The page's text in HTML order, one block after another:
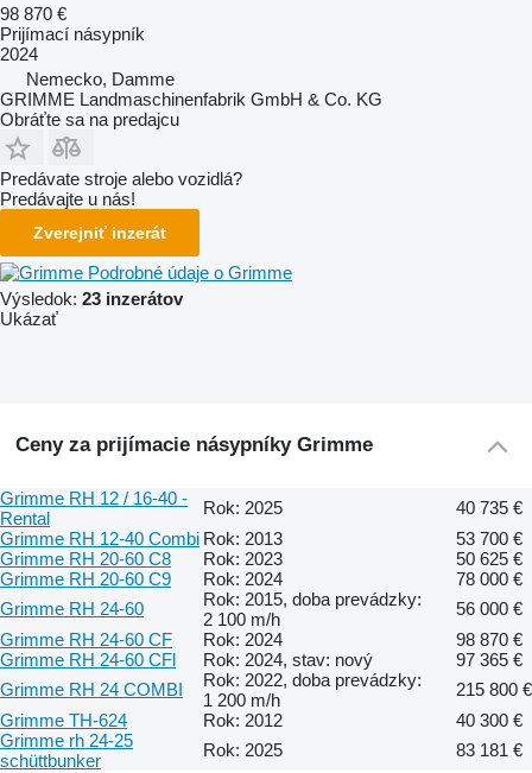
98 870 €
Prijímací násypník
2024
Nemecko, Damme
GRIMME Landmaschinenfabrik GmbH & Co. KG
Obráťte sa na predajcu
Predávate stroje alebo vozidlá?
Predávajte u nás!
Zverejniť inzerát
Podrobné údaje o Grimme
Výsledok: 23 inzerátov
Ukázať
Ceny za prijímacie násypníky Grimme
Grimme RH 12 / 16-40 -
Rental
Rok: 2025
40 735 €
Grimme RH 12-40 Combi Rok: 2013
53 700 €
Grimme RH 20-60 C8
Rok: 2023
50 625 €
Grimme RH 20-60 C9
Rok: 2024
78 000 €
Grimme RH 24-60
Rok: 2015, doba prevádzky:
2 100 m/h
56 000 €
Grimme RH 24-60 CF
Rok: 2024
98 870 €
Grimme RH 24-60 CFl
Rok: 2024, stav: nový
97 365 €
Grimme RH 24 COMBI
Rok: 2022, doba prevádzky:
1 200 m/h
215 800 €
Grimme TH-624
Rok: 2012
40 300 €
Grimme rh 24-25
schüttbunker
Rok: 2025 83 181 €